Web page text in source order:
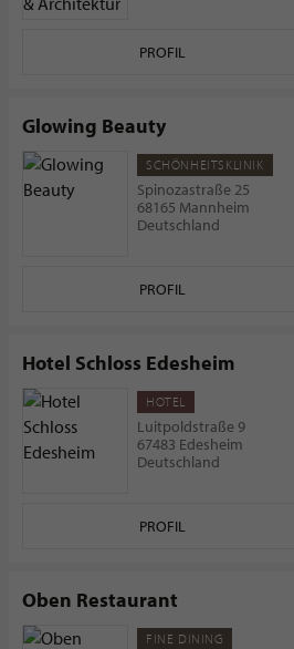
PROFIL
Glowing Beauty
SCHÖNHEITSKLINIK
Spinozastraße 25
68165 Mannheim
Deutschland
PROFIL
Hotel Schloss Edesheim
HOTEL
Luitpoldstraße 9
67483 Edesheim
Deutschland
PROFIL
Oben Restaurant
FINE DINING